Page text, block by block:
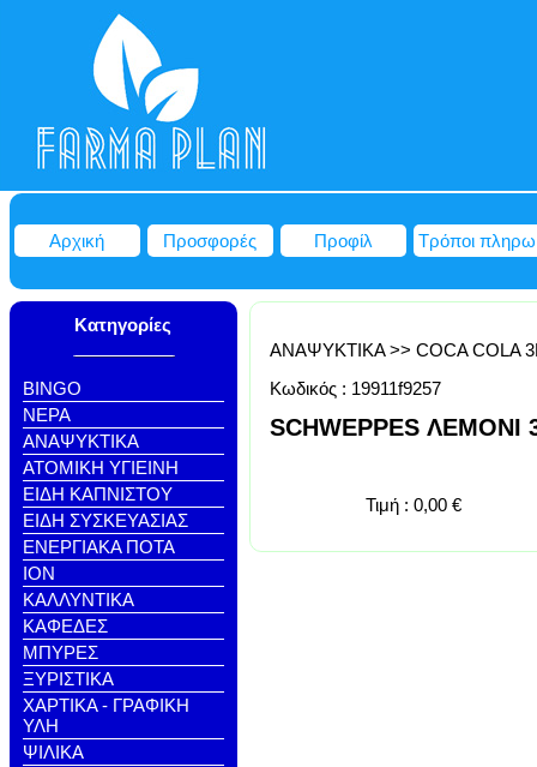
Αρχική Προσφορές Προφίλ Τρόποι
Κατηγορίες
BINGO
NEΡΑ
ΑΝΑΨΥΚΤΙΚΑ
ΑΤΟΜΙΚΗ ΥΓΙΕΙΝΗ
ΕΙΔΗ ΚΑΠΝΙΣΤΟΥ
ΕΙΔΗ ΣΥΣΚΕΥΑΣΙΑΣ
ΕΝΕΡΓΙΑΚΑ ΠΟΤΑ
ΙΟΝ
ΚΑΛΛΥΝΤΙΚΑ
ΚΑΦΕΔΕΣ
ΜΠΥΡΕΣ
ΞΥΡΙΣΤΙΚΑ
ΧΑΡΤΙΚΑ - ΓΡΑΦΙΚΗ
ΥΛΗ
ΨΙΛΙΚΑ
ΑΝΑΨΥΚΤΙΚΑ>> COCA COLA
Κωδικός : 19911f9257
SCHWEPPES ΛΕΜΟΝΙ
Τιμή : 0,00 €